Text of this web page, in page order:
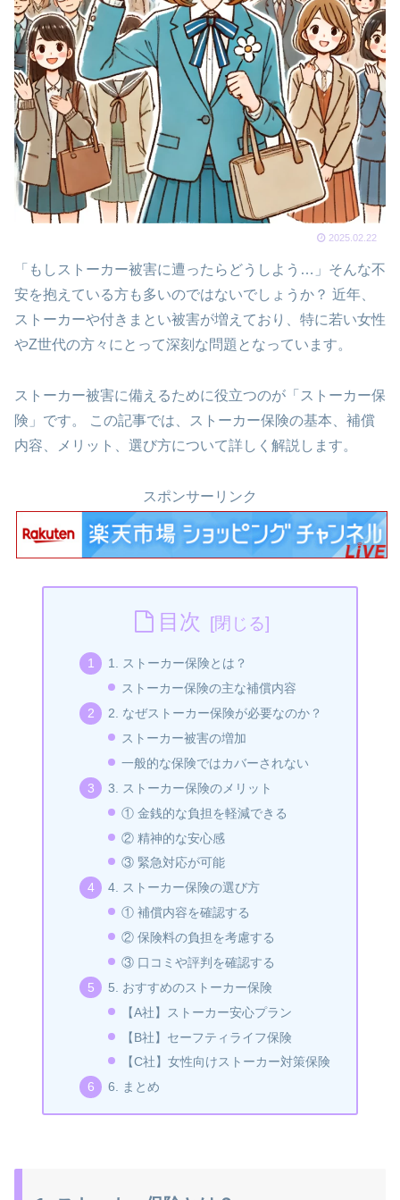
2025.02.22
「もしストーカー被害に遭ったらどうしよう…」そんな不
安を抱えている方も多いのではないでしょうか？ 近年、
ストーカーや付きまとい被害が増えており、特に若い女性
やZ世代の方々にとって深刻な問題となっています。
ストーカー被害に備えるために役立つのが「ストーカー保
険」です。 この記事では、ストーカー保険の基本、補償
内容、メリット、選び方について詳しく解説します。
スポンサーリンク
目次
1. ストーカー保険とは？
ストーカー保険の主な補償内容
2. なぜストーカー保険が必要なのか？
ストーカー被害の増加
一般的な保険ではカバーされない
3. ストーカー保険のメリット
① 金銭的な負担を軽減できる
② 精神的な安心感
③ 緊急対応が可能
4. ストーカー保険の選び方
① 補償内容を確認する
② 保険料の負担を考慮する
③ 口コミや評判を確認する
5. おすすめのストーカー保険
【A社】ストーカー安心プラン
【B社】セーフティライフ保険
【C社】女性向けストーカー対策保険
6. まとめ